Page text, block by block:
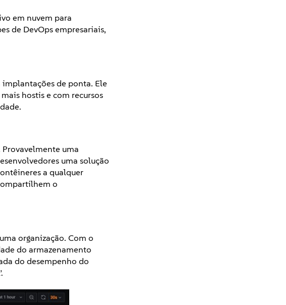
em nuvem para
de DevOps empresariais,
de ponta. Ele
hostis e com recursos
uma
uma solução
a qualquer
o
organização. Com o
do armazenamento
do desempenho do